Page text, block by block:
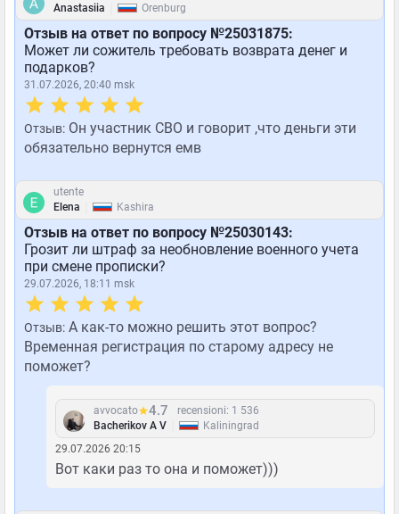
Anastasiia
Orenburg
Отзыв на ответ по вопросу №25031875:
Может ли сожитель требовать возврата денег и
подарков?
31.07.2026, 20:40 msk
Отзыв: Он участник СВО и говорит ,что деньги эти
обязательно вернутся емв
utente
Elena
Kashira
Отзыв на ответ по вопросу №25030143:
Грозит ли штраф за необновление военного учета
при смене прописки?
29.07.2026, 18:11 msk
Отзыв: А как-то можно решить этот вопрос?
Временная регистрация по старому адресу не
поможет?
avvocato 4.7
recensioni: 1 536
Bacherikov A V
Kaliningrad
29.07.2026 20:15
Вот каки раз то она и поможет)))